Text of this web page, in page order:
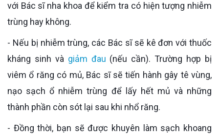
với Bác sĩ nha khoa để kiểm tra có hiện tượng nhiễm
trùng hay không.
- Nếu bị nhiễm trùng, các Bác sĩ sẽ kê đơn với thuốc
kháng sinh và giảm đau (nếu cần). Trường hợp bị
viêm ổ răng có mủ, Bác sĩ sẽ tiến hành gây tê vùng,
nạo sạch ổ nhiễm trùng để lấy hết mủ và những
thành phần còn sót lại sau khi nhổ răng.
- Đồng thời, bạn sẽ được khuyên làm sạch khoang